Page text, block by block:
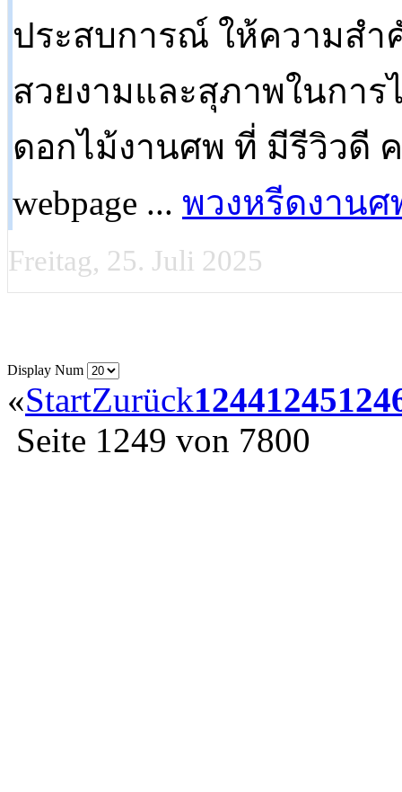
ประสบการณ์ ให้ความส
สวยงามและสุภาพในกา
ดอกไม้งานศพ ที่ มีรีวิวดี
webpage ... พวงหรีดงานศ
Freitag, 25. Juli 2025
Display Num
«StartZurück12441245
Seite 1249 von 7800